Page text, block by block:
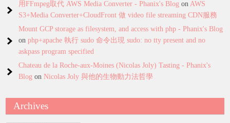
用FFmpeg取代 AWS Media Converter - Phanix's Blog onAWS
S3+Media Converter+CloudFront 做 video file streaming CDN服務
Mount GCP storage as filesystem, and access with php - Phanix's Blog
onphp+apache 執行 sudo 命令出現 sudo: no tty present and no
askpass program specified
Chateau de la Roche-aux-Moines (Nicolas Joly) Tasting - Phanix's
Blog onNicolas Joly 與他的生物動力法哲學
Archives